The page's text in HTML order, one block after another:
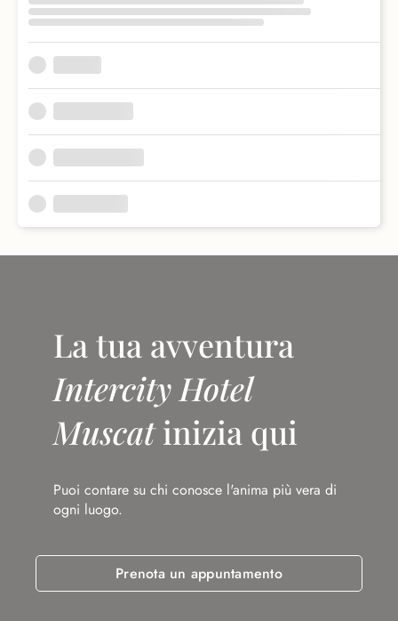
La tua avventura
Intercity Hotel
Muscatinizia qui
Puoi contare su chi conosce l'anima più vera di
ogni luogo.
Prenota un appuntamento